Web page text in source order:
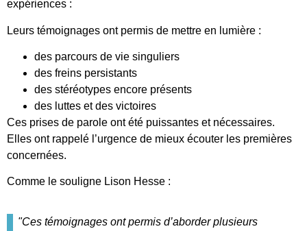
expériences :
Leurs témoignages ont permis de mettre en lumière :
des parcours de vie singuliers
des freins persistants
des stéréotypes encore présents
des luttes et des victoires
Ces prises de parole ont été puissantes et nécessaires.
Elles ont rappelé l’urgence de mieux écouter les premières
concernées.
Comme le souligne Lison Hesse :
"Ces témoignages ont permis d’aborder plusieurs